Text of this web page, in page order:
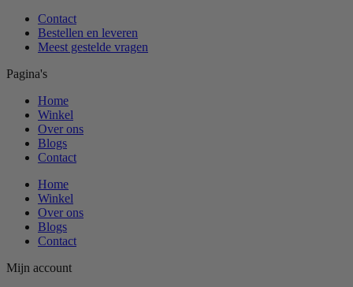
Contact
Bestellen en leveren
Meest gestelde vragen
Pagina's
Home
Winkel
Over ons
Blogs
Contact
Home
Winkel
Over ons
Blogs
Contact
Mijn account